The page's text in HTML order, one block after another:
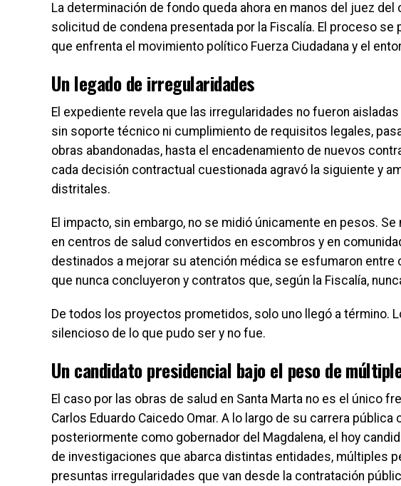
La determinación de fondo queda ahora en manos del juez
solicitud de condena presentada por la Fiscalía. El proceso
que enfrenta el movimiento político Fuerza Ciudadana y el
Un legado de irregularidades
El expediente revela que las irregularidades no fueron
sin soporte técnico ni cumplimiento de requisitos legales,
obras abandonadas, hasta el encadenamiento de nuevos
cada decisión contractual cuestionada agravó la siguiente y
distritales.
El impacto, sin embargo, no se midió únicamente en pesos.
en centros de salud convertidos en escombros y en
destinados a mejorar su atención médica se esfumaron entre
que nunca concluyeron y contratos que, según la Fiscalía,
De todos los proyectos prometidos, solo uno llegó a término.
silencioso de lo que pudo ser y no fue.
Un candidato presidencial bajo el peso de
El caso por las obras de salud en Santa Marta no es el único
Carlos Eduardo Caicedo Omar. A lo largo de su carrera pública
posteriormente como gobernador del Magdalena, el hoy
de investigaciones que abarca distintas entidades, múltiples
presuntas irregularidades que van desde la contratación